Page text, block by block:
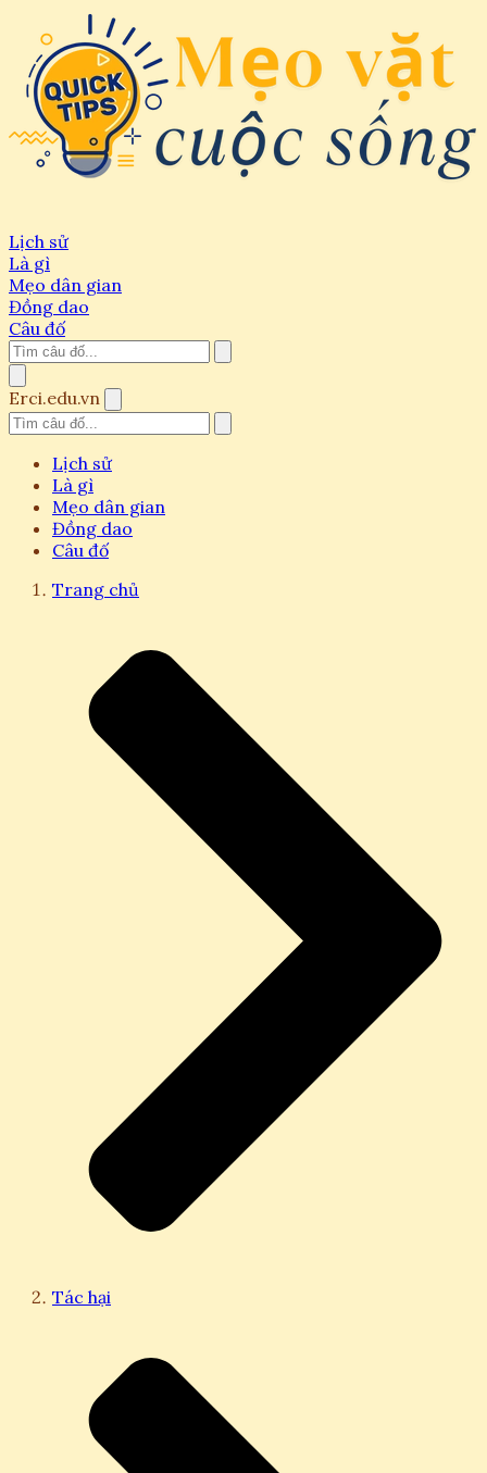
Lịch sử
Là gì
Mẹo dân gian
Đồng dao
Câu đố
Erci.edu.vn
Lịch sử
Là gì
Mẹo dân gian
Đồng dao
Câu đố
Trang chủ
Tác hại